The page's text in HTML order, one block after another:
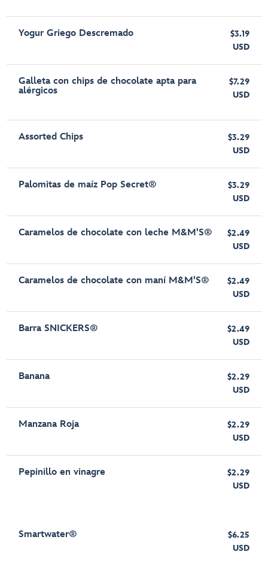
Yogur Griego Descremado
$3.19
USD
Galleta con chips de chocolate apta para
alérgicos
$7.29
USD
Assorted Chips
$3.29
USD
Palomitas de maíz Pop Secret®
$3.29
USD
Caramelos de chocolate con leche M&M'S®
$2.49
USD
Caramelos de chocolate con maní M&M'S®
$2.49
USD
Barra SNICKERS®
$2.49
USD
Banana
$2.29
USD
Manzana Roja
$2.29
USD
Pepinillo en vinagre
$2.29
USD
Smartwater®
$6.25
USD